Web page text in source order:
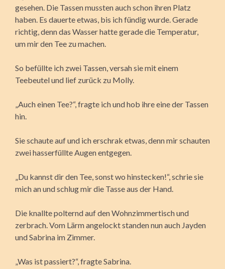
gesehen. Die Tassen mussten auch schon ihren Platz
haben. Es dauerte etwas, bis ich fündig wurde. Gerade
richtig, denn das Wasser hatte gerade die Temperatur,
um mir den Tee zu machen.
So befüllte ich zwei Tassen, versah sie mit einem
Teebeutel und lief zurück zu Molly.
„Auch einen Tee?“, fragte ich und hob ihre eine der Tassen
hin.
Sie schaute auf und ich erschrak etwas, denn mir schauten
zwei hasserfüllte Augen entgegen.
„Du kannst dir den Tee, sonst wo hinstecken!“, schrie sie
mich an und schlug mir die Tasse aus der Hand.
Die knallte polternd auf den Wohnzimmertisch und
zerbrach. Vom Lärm angelockt standen nun auch Jayden
und Sabrina im Zimmer.
„Was ist passiert?“, fragte Sabrina.